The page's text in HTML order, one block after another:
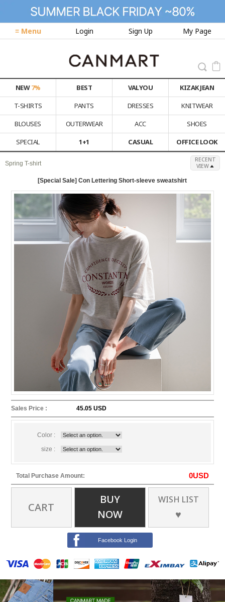
≡ Menu Login Sign Up My Page
NEW7% BEST VALYOU
KIZAK JEAN
T-SHIRTS
PANTS DRESSES
KNITWEAR
BLOUSES
OUTERWEAR ACC
SHOES
SPECIAL
1+1 CASUAL OFFICE LOOK
Spring T-shirt
RECENT
VIEW
[Special Sale] Con Lettering Short-sleeve sweatshirt
Sales Price : 45.05 USD
Color :
size :
Total Purchase Amount: 0USD
CART
BUY
NOW
WISH LIST
♥
Facebook Login